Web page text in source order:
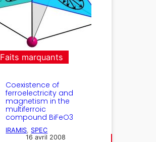
Faits marquants
Coexistence of
ferroelectricity and
magnetism in the
multiferroic
compound BiFeO3
IRAMIS, SPEC
16 avril 2008